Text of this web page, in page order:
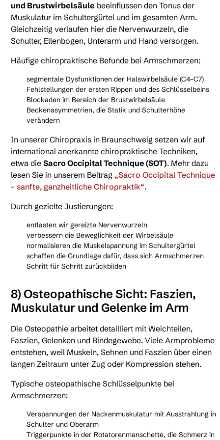
und Brustwirbelsäule beeinflussen den Tonus der
Muskulatur im Schultergürtel und im gesamten Arm.
Gleichzeitig verlaufen hier die Nervenwurzeln, die
Schulter, Ellenbogen, Unterarm und Hand versorgen.
Häufige chiropraktische Befunde bei Armschmerzen:
segmentale Dysfunktionen der Halswirbelsäule (C4–C7)
Fehlstellungen der ersten Rippen und des Schlüsselbeins
Blockaden im Bereich der Brustwirbelsäule
Beckenasymmetrien, die Statik und Schulterhöhe
verändern
In unserer Chiropraxis in Braunschweig setzen wir auf
international anerkannte chiropraktische Techniken,
etwa dieSacro Occipital Technique (SOT). Mehr dazu
lesen Sie in unserem Beitrag „Sacro Occipital Technique
– sanfte, ganzheitliche Chiropraktik“.
Durch gezielte Justierungen:
entlasten wir gereizte Nervenwurzeln
verbessern die Beweglichkeit der Wirbelsäule
normalisieren die Muskelspannung im Schultergürtel
schaffen die Grundlage dafür, dass sich Armschmerzen
Schritt für Schritt zurückbilden
8) Osteopathische Sicht: Faszien,
Muskulatur und Gelenke im Arm
Die Osteopathie arbeitet detailliert mit Weichteilen,
Faszien, Gelenken und Bindegewebe. Viele Armprobleme
entstehen, weil Muskeln, Sehnen und Faszien über einen
langen Zeitraum unter Zug oder Kompression stehen.
Typische osteopathische Schlüsselpunkte bei
Armschmerzen:
Verspannungen der Nackenmuskulatur mit Ausstrahlung in
Schulter und Oberarm
Triggerpunkte in der Rotatorenmanschette, die Schmerz in